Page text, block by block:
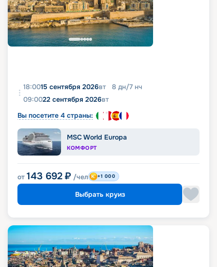
18:0015 сентября 2026вт 8 дн/7 нч
09:0022 сентября 2026вт
Вы посетите 4 страны:
MSC World Europa
КОМФОРТ
от 143 692 ₽ /чел +1 000
Выбрать круиз